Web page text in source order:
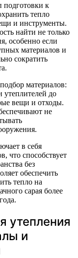
тепло
и инструменты.
найти не только
особенно если
материалов и
сократить
материалов:
утеплителей до
вещи и отходы.
не
в себя
что способствует
без
обеспечить
тепло на
сарая более
утепления
и